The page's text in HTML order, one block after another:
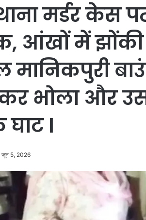
मर्डर केस
आंखों में झोंकी
मानिकपुरी
भोला और
l
जून 5, 2026